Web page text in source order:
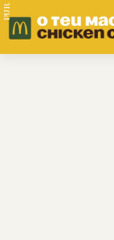
PUB.